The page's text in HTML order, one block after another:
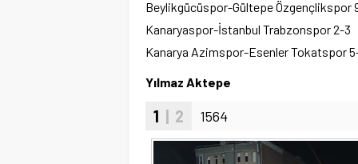
Beylikgücüspor-Gültepe Özgençlikspor
Kanaryaspor-İstanbul Trabzonspor 2-3
Kanarya Azimspor-Esenler Tokatspor
Yılmaz Aktepe
1 | 2 1564